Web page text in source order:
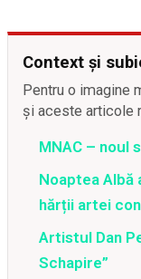
Context și
Pentru o imagine
și aceste articole
MNAC – noul
Noaptea Albă
hărții artei
Artistul Dan
Schapire”